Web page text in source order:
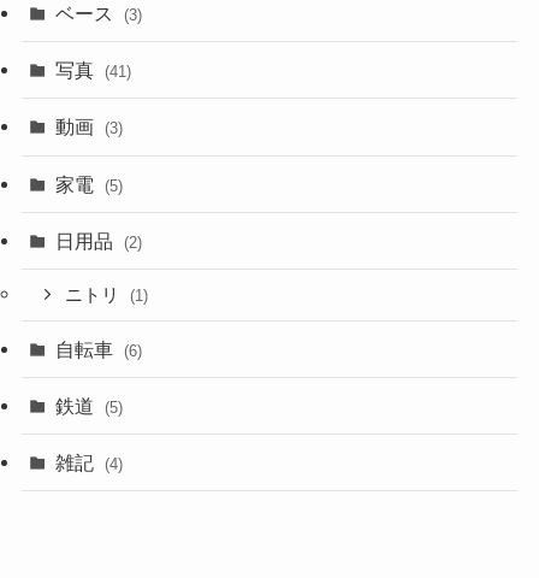
ベース (3)
写真 (41)
動画 (3)
家電 (5)
日用品 (2)
ニトリ (1)
自転車 (6)
鉄道 (5)
雑記 (4)